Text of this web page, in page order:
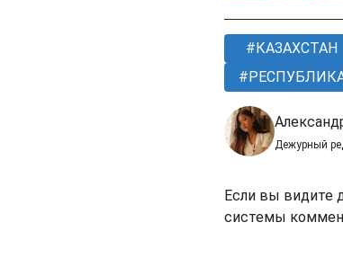
КАЗАХСТАН
Дежурный
Если вы видите
системы